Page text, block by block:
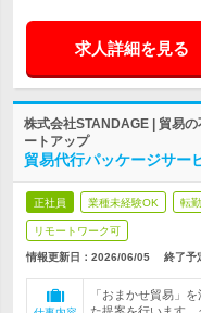
求人詳細を見る
株式会社STANDAGE | 貿易
ートアップ
貿易代行パッケージサ
正社員 業種未経験OK 転
リモートワーク可
情報更新日：2026/06/05 終了予
「おまかせ貿易」